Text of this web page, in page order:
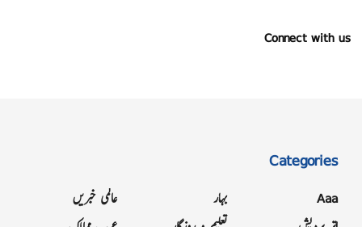
Connect with us
Categories
Aaa
بہار
عالمی خبریں